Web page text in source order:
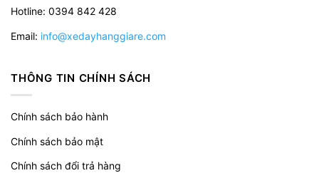
Hotline: 0394 842 428
Email: info@xedayhanggiare.com
THÔNG TIN CHÍNH SÁCH
Chính sách bảo hành
Chính sách bảo mật
Chính sách đổi trả hàng